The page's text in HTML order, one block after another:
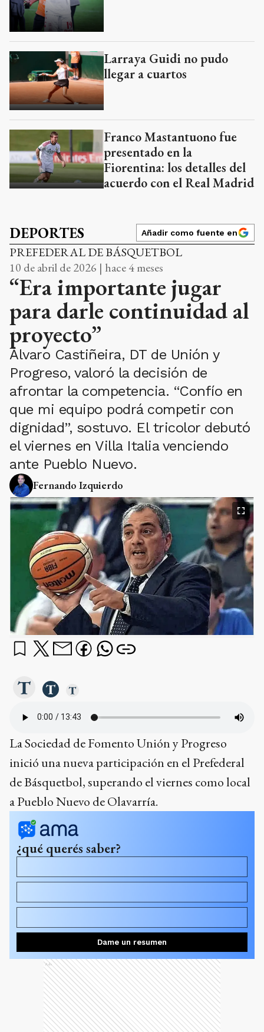
Larraya Guidi no pudo
llegar a cuartos
Franco Mastantuono fue
presentado en la
Fiorentina: los detalles del
acuerdo con el Real Madrid
DEPORTES Añadir como fuente en
PREFEDERAL DE BÁSQUETBOL
10 de abril de 2026 | hace 4 meses
“Era importante jugar
para darle continuidad al
proyecto”
Álvaro Castiñeira, DT de Unión y
Progreso, valoró la decisión de
afrontar la competencia. “Confío en
que mi equipo podrá competir con
dignidad”, sostuvo. El tricolor debutó
el viernes en Villa Italia venciendo
ante Pueblo Nuevo.
Fernando Izquierdo
La Sociedad de Fomento Unión y Progreso
inició una nueva participación en el Prefederal
de Básquetbol, superando el viernes como local
a Pueblo Nuevo de Olavarría.
¿qué querés saber?
temporada anterior?
¿Cómo afectó el cambio de distancias en los viajes a la
participación del club?
Dame un resumen
Ads